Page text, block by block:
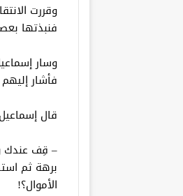
وقررت
فنبذتها
وسار
فأشار
قال
– قِف عندك
برهة ثم
الأموال؟!